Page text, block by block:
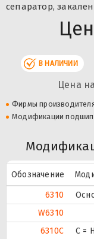
сепаратор,
В НАЛИЧИИ
Цена
Фирмы
Модификации
Обозначение
6310
W6310
6310C
С =